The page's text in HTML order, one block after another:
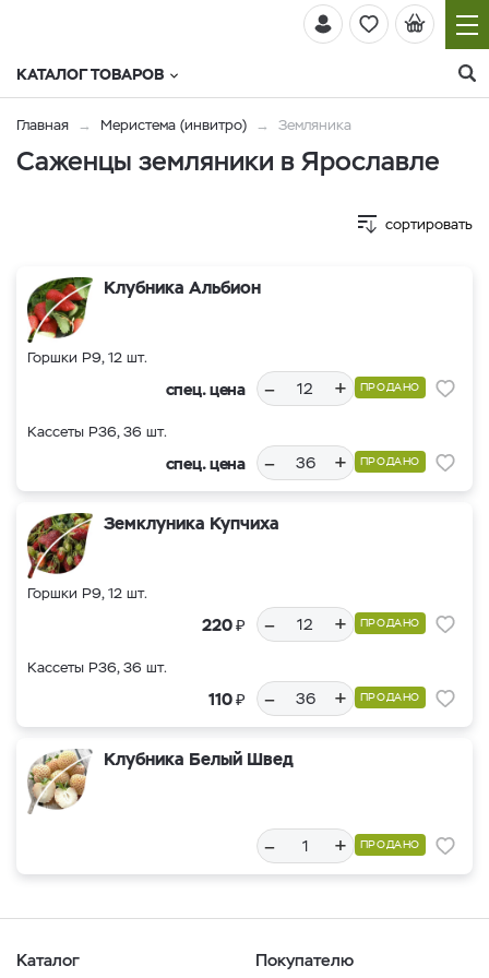
КАТАЛОГ ТОВАРОВ
Главная Меристема (инвитро) Земляника
Саженцы земляники в Ярославле
сортировать
Клубника Альбион
Горшки Р9, 12 шт.
спец. цена – + ПРОДАНО
Кассеты Р36, 36 шт.
спец. цена – + ПРОДАНО
Земклуника Купчиха
Горшки Р9, 12 шт.
220₽ – + ПРОДАНО
Кассеты Р36, 36 шт.
110₽ – + ПРОДАНО
Клубника Белый Швед
– + ПРОДАНО
Каталог Покупателю